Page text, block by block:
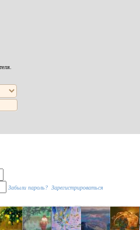
Забыли пароль? Зарегистрироваться